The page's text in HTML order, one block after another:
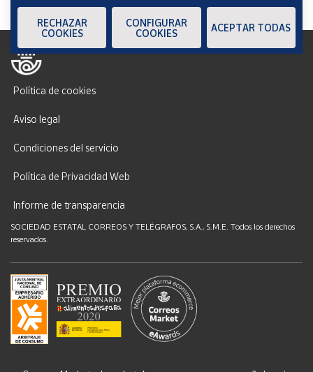
Política de cookies
Aviso legal
Condiciones del servicio
Política de Privacidad Web
Informe de transparencia
SOCIEDAD ESTATAL CORREOS Y TELÉGRAFOS, S.A., S.M.E. Todos los derechos
reservados.
RECHAZAR
COOKIES
CONFIGURAR
COOKIES
ACEPTAR TODAS